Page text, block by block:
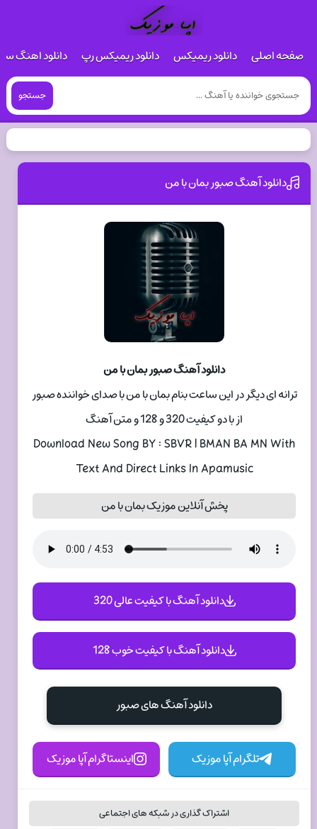
صفحه اصلی دانلود ریمیکس دانلود ریمیکس رپ دانلود اهنگ
جستجو
دانلود آهنگ صبور بمان با من
دانلود آهنگ صبور بمان با من
ترانه ای دیگر در این ساعت بنام بمان با من با صدای خواننده صبور
از با دو کیفیت 320 و 128 و متن آهنگ
Download New Song BY : SBVR | BMAN BA MN With
Text And Direct Links In Apamusic
پخش آنلاین موزیک بمان با من
دانلود آهنگ با کیفیت عالی 320
دانلود آهنگ با کیفیت خوب 128
دانلود آهنگ های صبور
تلگرام آپا موزیک اینستاگرام آپا موزیک
اشتراک گذاری در شبکه های اجتماعی